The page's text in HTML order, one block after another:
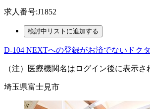
求人番号:J1852
D-104 NEXTへの登録がお済でないドク
（注）医療機関名はログイン後に表示さ
埼玉県富士見市